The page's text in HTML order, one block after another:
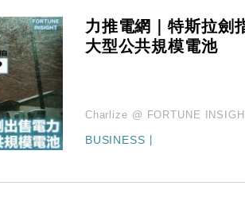
力推電網｜特斯拉劍
大型公共規模電池
Charlize @ FORTUNE
BUSINESS